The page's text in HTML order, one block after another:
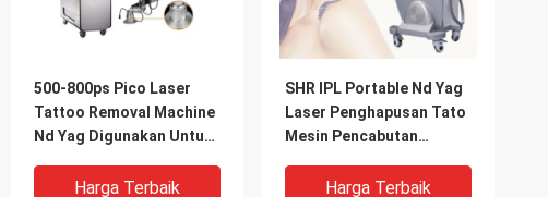
500-800ps Pico Laser
Tattoo Removal Machine
Nd Yag Digunakan Untuk
Harga Terbaik
SHR IPL Portable Nd Yag
Laser Penghapusan Tato
Mesin Pencabutan
machine Laser
Harga Terbaik